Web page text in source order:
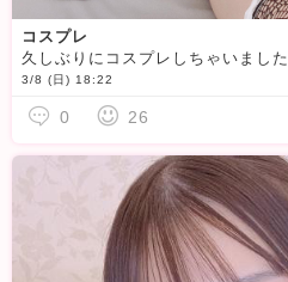
コスプレ
久しぶりにコスプレしちゃいました
3/8 (日) 18:22
0 26